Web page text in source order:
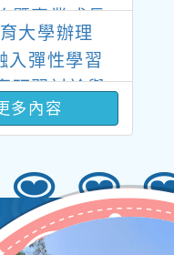
暨專業成長
大學辦理
入彈性學習
研習討論與
多內容